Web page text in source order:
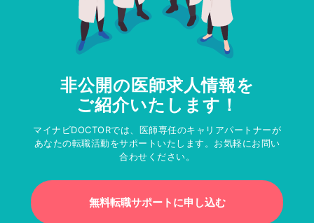
非公開の医師求人情報を
ご紹介いたします！
マイナビDOCTORでは、医師専任のキャリアパートナーが
あなたの転職活動をサポートいたします。お気軽にお問い
合わせください。
無料転職サポートに申し込む